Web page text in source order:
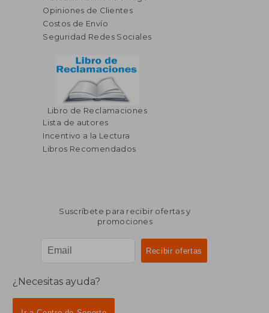
Opiniones de Clientes
Costos de Envío
Seguridad Redes Sociales
Libro de Reclamaciones
Lista de autores
Incentivo a la Lectura
Libros Recomendados
Suscríbete para recibir ofertas y
promociones
¿Necesitas ayuda?